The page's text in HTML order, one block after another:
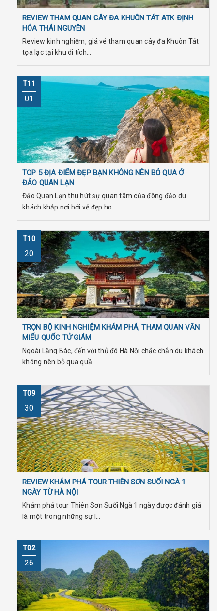
REVIEW THAM QUAN CÂY ĐA KHUÔN TÁT ATK ĐỊNH
HÓA THÁI NGUYÊN
Review kinh nghiệm, giá vé tham quan cây đa Khuôn Tát
tọa lạc tại khu di tích...
T11
01
TOP 5 ĐỊA ĐIỂM ĐẸP BẠN KHÔNG NÊN BỎ QUA Ở
ĐẢO QUAN LẠN
Đảo Quan Lạn thu hút sự quan tâm của đông đảo du
khách khắp nơi bởi vẻ đẹp ho...
T10
20
TRỌN BỘ KINH NGHIỆM KHÁM PHÁ, THAM QUAN VĂN
MIẾU QUỐC TỬ GIÁM
Ngoài Lăng Bác, đến với thủ đô Hà Nội chắc chắn du khách
không nên bỏ qua quầ...
T09
30
REVIEW KHÁM PHÁ TOUR THIÊN SƠN SUỐI NGÀ 1
NGÀY TỪ HÀ NỘI
Khám phá tour Thiên Sơn Suối Ngà 1 ngày được đánh giá
là một trong những sự l...
T02
26